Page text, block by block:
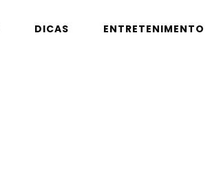
DICAS ENTRETENIMENTO